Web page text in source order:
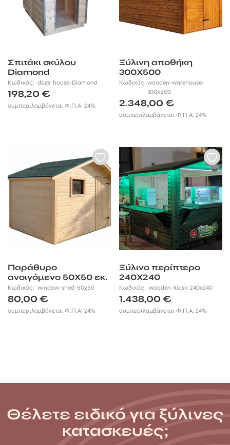
Σπιτάκι σκύλου
Diamond
Κωδικός: dogs-house-Diamond
198,20 €
συμπεριλαμβάνεται Φ.Π.Α. 24%
Ξύλινη αποθήκη
300Χ500
Κωδικός: wooden-warehouse-
300x500
2.348,00€
συμπεριλαμβάνεται Φ.Π.Α. 24%
Παράθυρο
ανοιγόμενο 50Χ50 εκ.
Κωδικός: window-shed-50χ50
80,00 €
συμπεριλαμβάνεται Φ.Π.Α. 24%
Ξύλινο περίπτερο
240Χ240
Κωδικός:wooden-kiosk-240x240
1.438,00€
συμπεριλαμβάνεται Φ.Π.Α. 24%
Θέλετε ειδικό για ξύλινες
κατασκευές;